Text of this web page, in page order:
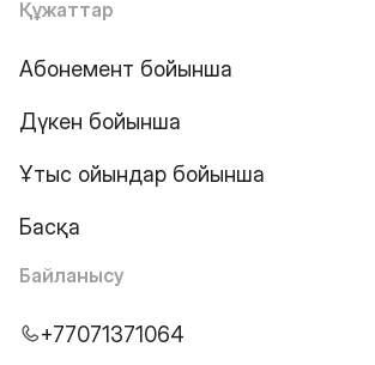
Құжаттар
Абонемент бойынша
Дүкен бойынша
Ұтыс ойындар бойынша
Басқа
Байланысу
+77071371064